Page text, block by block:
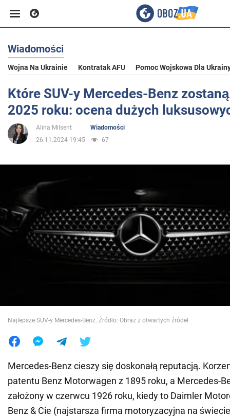
Biznes
Sport
Rozrywka
Polityka
Społeczeństwo
Wojna na Ukrainie
Jedzenie
Wiadomości
Wojna Na Ukrainie Kontratak AFU Pomoc Wojskowa Dla
Które SUV-y Mercedes-Benz
2025 roku: ocena dużych
Alina Milsent
Wiadomości
26.11.2024 19:45
67
Najlepsze SUV-y Mercedes-Benz. Źródło: Obraz z otwartych źródeł
Mercedes-Benz cieszy się doskonałą reputacją.
patentu Benz Motorwagen z 1895 roku, a Mercedes-
założony w czerwcu 1926 roku, kiedy to Daimler
Benz & Cie (najstarsza firma motoryzacyjna na